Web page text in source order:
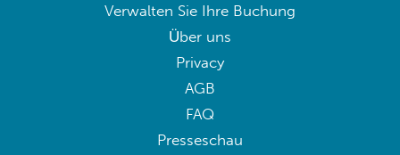
Verwalten Sie Ihre Buchung
Über uns
Privacy
AGB
FAQ
Presseschau